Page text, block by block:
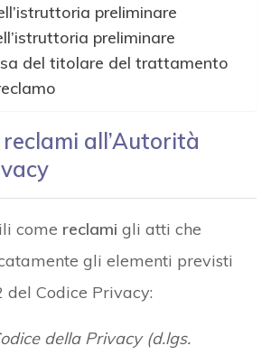
preliminare
preliminare
del titolare del trattamento
all’Autorità
come reclami gli atti che
gli elementi previsti
del Codice Privacy:
della Privacy (d.lgs.